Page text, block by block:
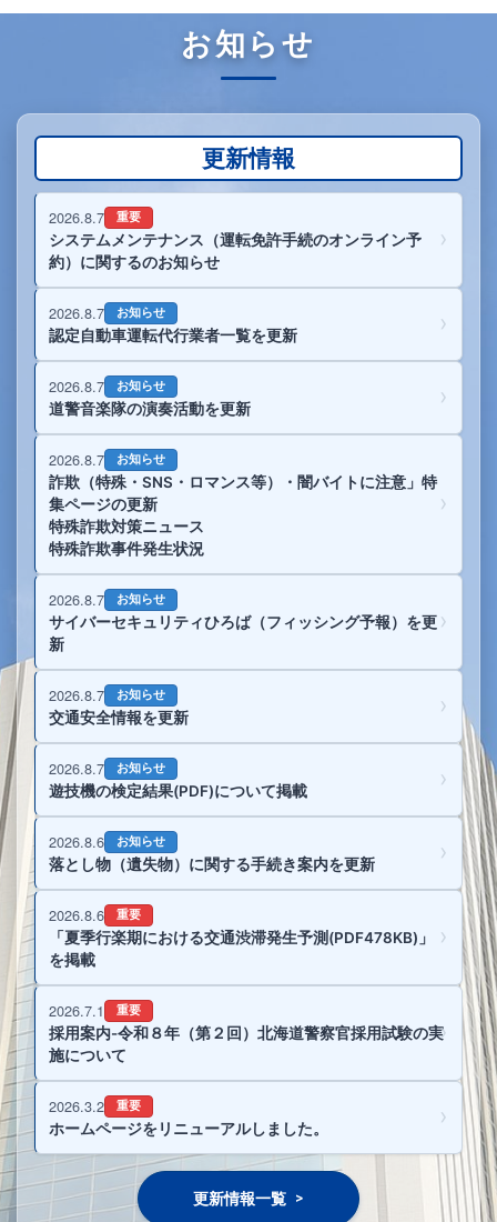
お知らせ
更新情報
2026.8.7 重要
システムメンテナンス（運転免許手続のオンライン予
約）に関するのお知らせ
2026.8.7 お知らせ
認定自動車運転代行業者一覧を更新
2026.8.7 お知らせ
道警音楽隊の演奏活動を更新
2026.8.7 お知らせ
詐欺（特殊・SNS・ロマンス等）・闇バイトに注意」特
集ページの更新
特殊詐欺対策ニュース
特殊詐欺事件発生状況
2026.8.7 お知らせ
サイバーセキュリティひろば（フィッシング予報）を更
新
2026.8.7 お知らせ
交通安全情報を更新
2026.8.7 お知らせ
遊技機の検定結果(PDF)について掲載
2026.8.6 お知らせ
落とし物（遺失物）に関する手続き案内を更新
2026.8.6 重要
「夏季行楽期における交通渋滞発生予測(PDF478KB)」
を掲載
2026.7.1 重要
採用案内-令和８年（第２回）北海道警察官採用試験の実
施について
2026.3.2 重要
ホームページをリニューアルしました。
更新情報一覧